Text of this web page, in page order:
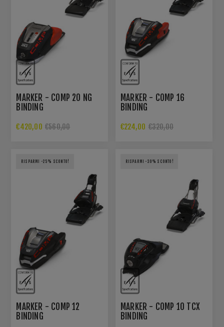
MARKER - COMP 20 NG
BINDING
€420,00 €560,00
MARKER - COMP 16
BINDING
€224,00 €320,00
RISPARMI -25% SCONTO!
MARKER - COMP 12
BINDING
RISPARMI -30% SCONTO!
MARKER - COMP 10 TCX
BINDING